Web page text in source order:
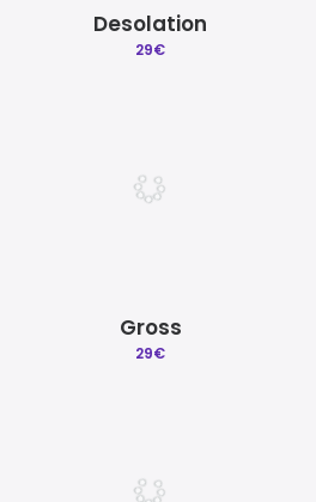
Desolation
29€
Gross
29€